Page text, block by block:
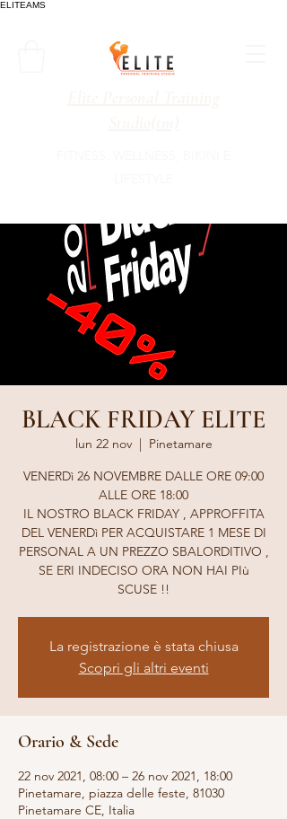
ELITEAMS
BLACK FRIDAY ELITE
lun 22 nov
  |
Pinetamare
VENERDì 26 NOVEMBRE DALLE ORE 09:00
ALLE ORE 18:00
IL NOSTRO BLACK FRIDAY , APPROFFITA
DEL VENERDì PER ACQUISTARE 1 MESE DI
PERSONAL A UN PREZZO SBALORDITIVO ,
SE ERI INDECISO ORA NON HAI PIù
SCUSE !!
La registrazione è stata chiusa
Scopri gli altri eventi
Orario & Sede
22 nov 2021, 08:00 – 26 nov 2021, 18:00
Pinetamare, piazza delle feste, 81030
Pinetamare CE, Italia